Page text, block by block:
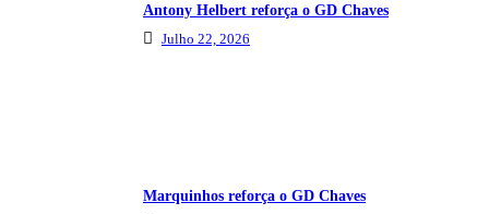
Antony Helbert reforça o GD Chaves
Julho 22, 2026
Marquinhos reforça o GD Chaves